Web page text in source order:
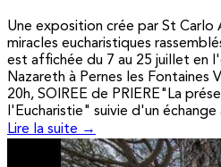
Une exposition crée par St Carlo
miracles eucharistiques
est affichée du 7 au 25 juillet en
Nazareth à Pernes les Fontaines
20h, SOIREE de PRIERE"La
l'Eucharistie" suivie d'un échange
Lire la suite →